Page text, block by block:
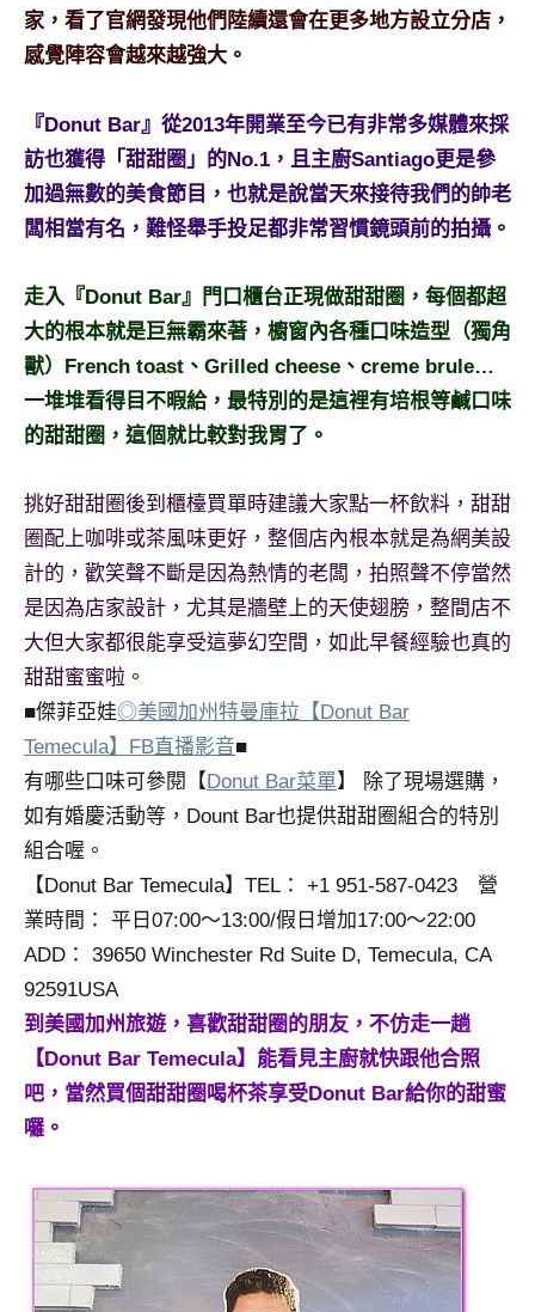
遊
書
作
各
發
表
會
及
動
主
持、
企
講
座、
部
落
客
及
旅
遊
誌
專
欄、
觀
光
合
作
達
人
對
★
家，看了官網發現他們陸續還會在更多地方設立分店，
感覺陣容會越來越強大。
『Donut Bar』從2013年開業至今已有非常多媒體來採
訪也獲得「甜甜圈」的No.1，且主廚Santiago更是參
加過無數的美食節目，也就是說當天來接待我們的帥老
闆相當有名，難怪舉手投足都非常習慣鏡頭前的拍攝。
走入『Donut Bar』門口櫃台正現做甜甜圈，每個都超
大的根本就是巨無霸來著，櫥窗內各種口味造型（獨角
獸）French toast、Grilled cheese、creme brule…
一堆堆看得目不暇給，最特別的是這裡有培根等鹹口味
的甜甜圈，這個就比較對我胃了。
挑好甜甜圈後到櫃檯買單時建議大家點一杯飲料，甜甜
圈配上咖啡或茶風味更好，整個店內根本就是為網美設
計的，歡笑聲不斷是因為熱情的老闆，拍照聲不停當然
是因為店家設計，尤其是牆壁上的天使翅膀，整間店不
大但大家都很能享受這夢幻空間，如此早餐經驗也真的
甜甜蜜蜜啦。
■傑菲亞娃◎美國加州特曼庫拉【Donut Bar
Temecula】FB直播影音■
有哪些口味可參閱【 Donut Bar菜單】 除了現場選購，
如有婚慶活動等，Dount Bar也提供甜甜圈組合的特別
組合喔。
【Donut Bar Temecula】TEL： +1 951-587-0423 營
業時間： 平日07:00～13:00/假日增加17:00～22:00
ADD： 39650 Winchester Rd Suite D, Temecula, CA
92591USA
到美國加州旅遊，喜歡甜甜圈的朋友，不仿走一趟
【Donut Bar Temecula】能看見主廚就快跟他合照
吧，當然買個甜甜圈喝杯茶享受Donut Bar給你的甜蜜
囉。